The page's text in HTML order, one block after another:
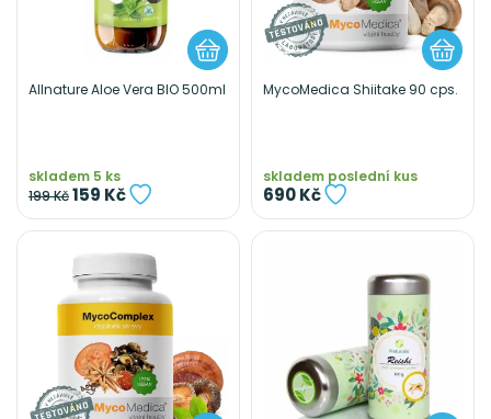
Allnature Aloe Vera BIO 500ml
skladem 5 ks
199 Kč159 Kč
MycoMedica Shiitake 90 cps.
skladem poslední kus
690 Kč